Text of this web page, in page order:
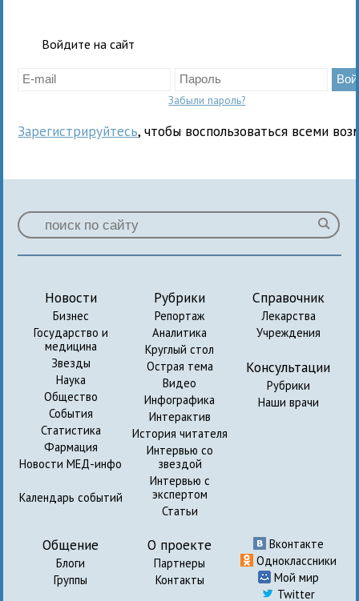
Войдите на сайт
Забыли пароль?
Зарегистрируйтесь, чтобы воспользоваться всеми
Новости
Бизнес
Государство и
медицина
Звезды
Наука
Общество
События
Статистика
Фармация
Новости МЕД-инфо
Календарь событий
Рубрики
Репортаж
Аналитика
Круглый стол
Острая тема
Видео
Инфографика
Интерактив
История читателя
Интервью со
звездой
Интервью с
экспертом
Статьи
Справочник
Лекарства
Учреждения
Консультации
Рубрики
Наши врачи
Общение
Блоги
Группы
О проекте
Партнеры
Контакты
Вконтакте
Одноклассники
Мой мир
Twitter